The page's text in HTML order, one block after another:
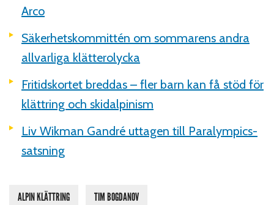
Arco
Säkerhetskommittén om sommarens andra
allvarliga klätterolycka
Fritidskortet breddas – fler barn kan få stöd för
klättring och skidalpinism
Liv Wikman Gandré uttagen till Paralympics-
satsning
ALPIN KLÄTTRING TIM BOGDANOV